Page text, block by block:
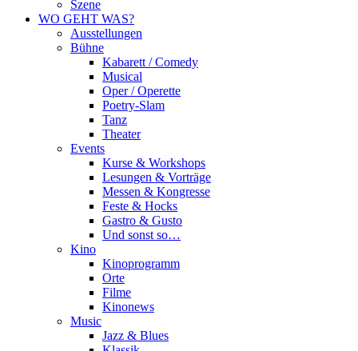
Szene
WO GEHT WAS?
Ausstellungen
Bühne
Kabarett / Comedy
Musical
Oper / Operette
Poetry-Slam
Tanz
Theater
Events
Kurse & Workshops
Lesungen & Vorträge
Messen & Kongresse
Feste & Hocks
Gastro & Gusto
Und sonst so…
Kino
Kinoprogramm
Orte
Filme
Kinonews
Music
Jazz & Blues